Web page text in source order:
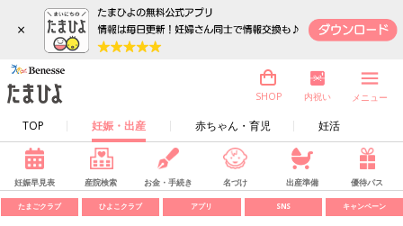
×
TOP 妊娠・出産 赤ちゃん・育児 妊活
SHOP 内祝い メニュー
妊娠早見表 産院検索 お金・手続き 名づけ 出産準備 優待パス
たまごクラブ ひよこクラブ アプリ SNS キャンペーン